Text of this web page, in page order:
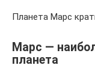
Планета Марс
Марс —
планета